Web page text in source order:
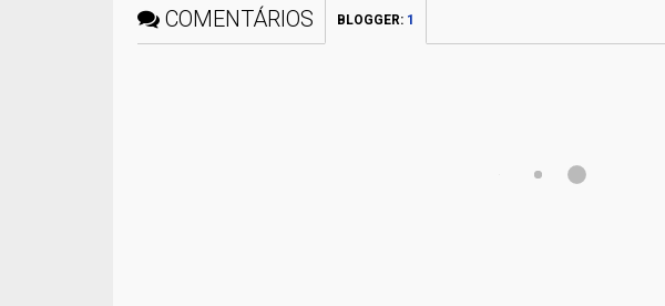
COMENTÁRIOS BLOGGER: 1